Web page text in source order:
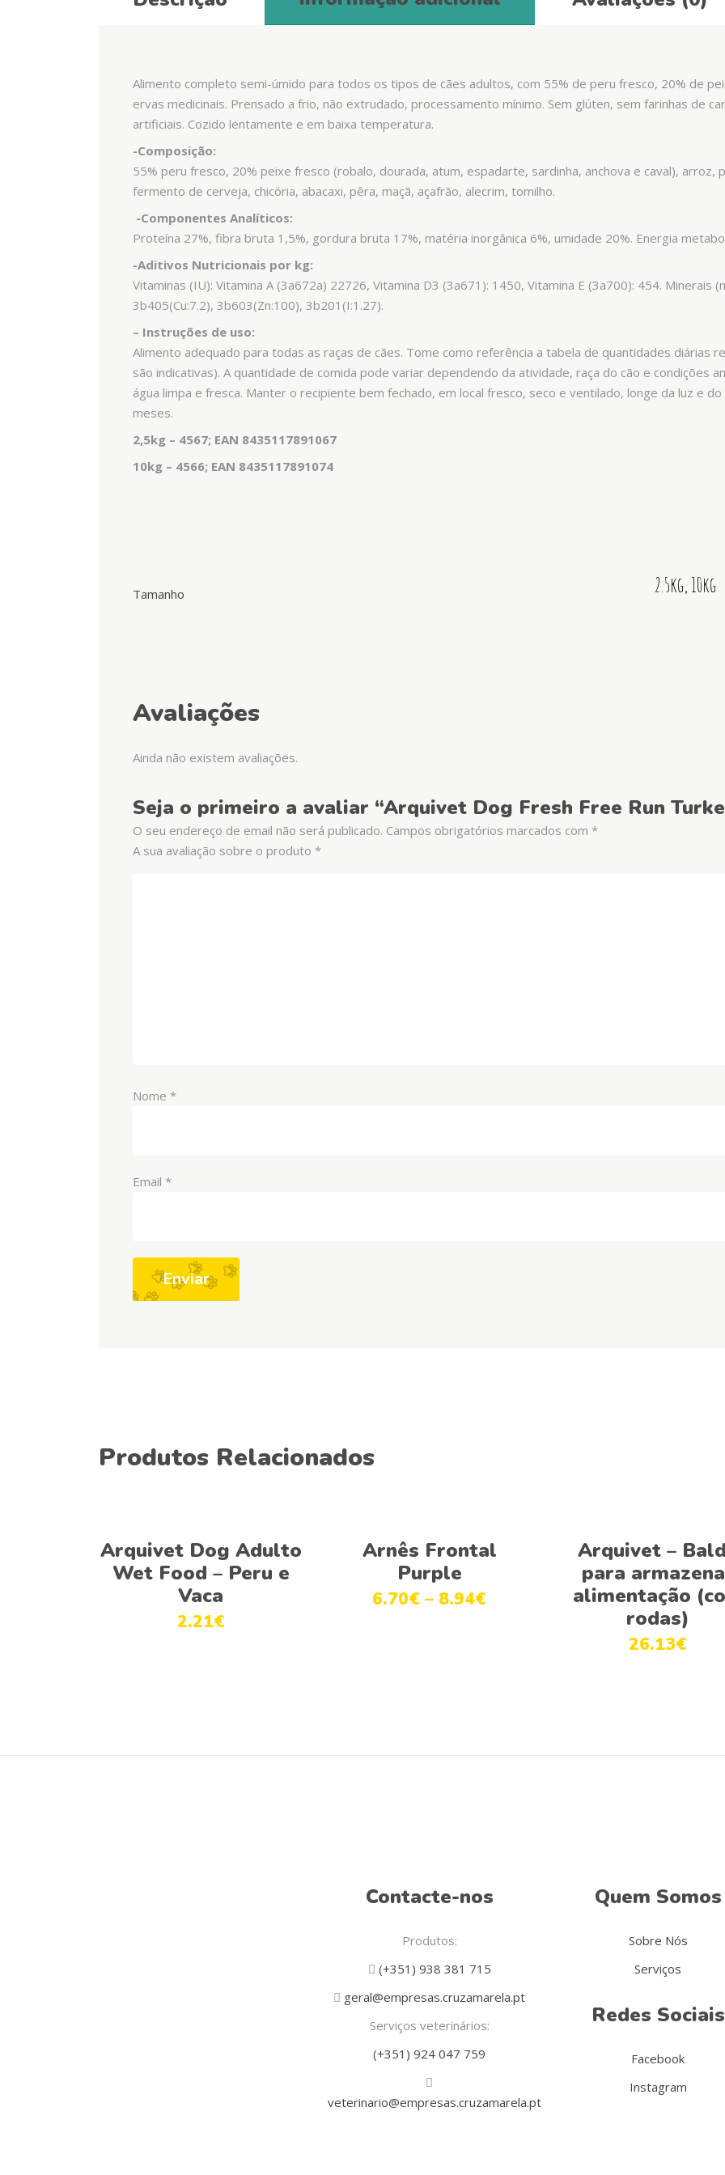
Alimento completo semi-úmido para todos os tipos de cães adultos, com 55% de peru fresco, 20% de
ervas medicinais. Prensado a frio, não extrudado, processamento mínimo. Sem glúten, sem farinhas de
artificiais. Cozido lentamente e em baixa temperatura.
-Composição:
55% peru fresco, 20% peixe fresco (robalo, dourada, atum, espadarte, sardinha, anchova e caval),
fermento de cerveja, chicória, abacaxi, pêra, maçã, açafrão, alecrim, tomilho.
-Componentes Analíticos:
Proteína 27%, fibra bruta 1,5%, gordura bruta 17%, matéria inorgânica 6%, umidade 20%. Energia
-Aditivos Nutricionais por kg:
Vitaminas (IU): Vitamina A (3a672a) 22726, Vitamina D3 (3a671): 1450, Vitamina E (3a700): 454. Minerais
3b405(Cu:7.2), 3b603(Zn:100), 3b201(I:1.27).
– Instruções de uso:
Alimento adequado para todas as raças de cães. Tome como referência a tabela de quantidades diárias
são indicativas). A quantidade de comida pode variar dependendo da atividade, raça do cão e condições
água limpa e fresca. Manter o recipiente bem fechado, em local fresco, seco e ventilado, longe da luz e
meses.
2,5kg – 4567; EAN 8435117891067
10kg – 4566; EAN 8435117891074
Tamanho 2.5kg, 10kg
Avaliações
Ainda não existem avaliações.
Seja o primeiro a avaliar “Arquivet Dog Fresh Free Run
O seu endereço de email não será publicado. Campos obrigatórios marcados com *
A sua avaliação sobre o produto *
Nome *
Email *
Produtos Relacionados
Ver opções
Arquivet Dog Adulto
Wet Food – Peru e
Vaca
2.21€
Ver opções
Arnês Frontal
Purple
6.70€ – 8.94€
Adicionar
Arquivet –
para
alimentação
rodas)
26.13€
Contacte-nos
Produtos:
(+351) 938 381 715
geral@empresas.cruzamarela.pt
Serviços veterinários:
(+351) 924 047 759
veterinario@empresas.cruzamarela.pt
Quem Somos
Sobre Nós
Serviços
Redes Sociais
Facebook
Instagram